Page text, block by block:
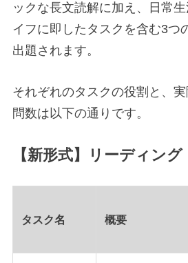
ックな長文読解に加え、日常
イフに即したタスクを含む3つ
出題されます。
それぞれのタスクの役割と、
問数は以下の通りです。
【新形式】リーディン
タスク名 概要